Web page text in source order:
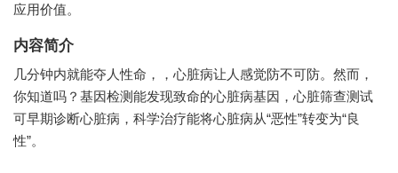
应用价值。
内容简介
几分钟内就能夺人性命，，心脏病让人感觉防不可防。然而，
你知道吗？基因检测能发现致命的心脏病基因，心脏筛查测试
可早期诊断心脏病，科学治疗能将心脏病从“恶性”转变为“良
性”。